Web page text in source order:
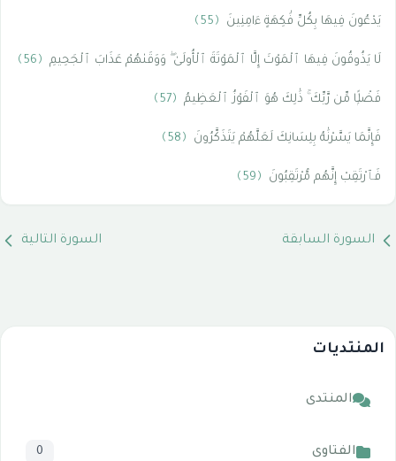
المنتديات
المنتدى
الفتاوى 0
يَدْعُونَ فِيهَا بِكُلِّ فَٰكِهَةٍ ءَامِنِينَ ﴿55﴾
لَا يَذُوقُونَ فِيهَا ٱلْمَوْتَ إِلَّا ٱلْمَوْتَةَ ٱلْأُولَىٰ ۖ وَوَقَىٰهُمْ عَذَابَ ٱلْجَحِيمِ ﴿56﴾
فَضْلًۭا مِّن رَّبِّكَ ۚ ذَٰلِكَ هُوَ ٱلْفَوْزُ ٱلْعَظِيمُ ﴿57﴾
فَإِنَّمَا يَسَّرْنَٰهُ بِلِسَانِكَ لَعَلَّهُمْ يَتَذَكَّرُونَ ﴿58﴾
فَٱرْتَقِبْ إِنَّهُم مُّرْتَقِبُونَ ﴿59﴾
السورة السابقة السورة التالية